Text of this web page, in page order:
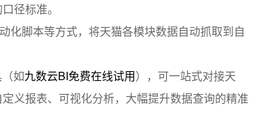
径标准。
化脚本等方式，将天猫各模块数据自动抓取到自
如九数云BI免费在线试用），可一站式对接天
义报表、可视化分析，大幅提升数据查询的精准